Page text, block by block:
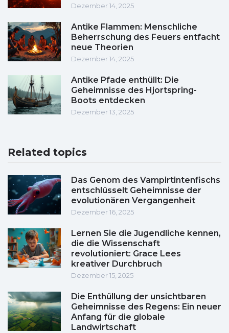
Dezember 14, 2025
Antike Flammen: Menschliche
Beherrschung des Feuers entfacht
neue Theorien
Dezember 14, 2025
Antike Pfade enthüllt: Die
Geheimnisse des Hjortspring-
Boots entdecken
Dezember 13, 2025
Related topics
Das Genom des Vampirtintenfischs
entschlüsselt Geheimnisse der
evolutionären Vergangenheit
Dezember 16, 2025
Lernen Sie die Jugendliche kennen,
die die Wissenschaft
revolutioniert: Grace Lees
kreativer Durchbruch
Dezember 15, 2025
Die Enthüllung der unsichtbaren
Geheimnisse des Regens: Ein neuer
Anfang für die globale
Landwirtschaft